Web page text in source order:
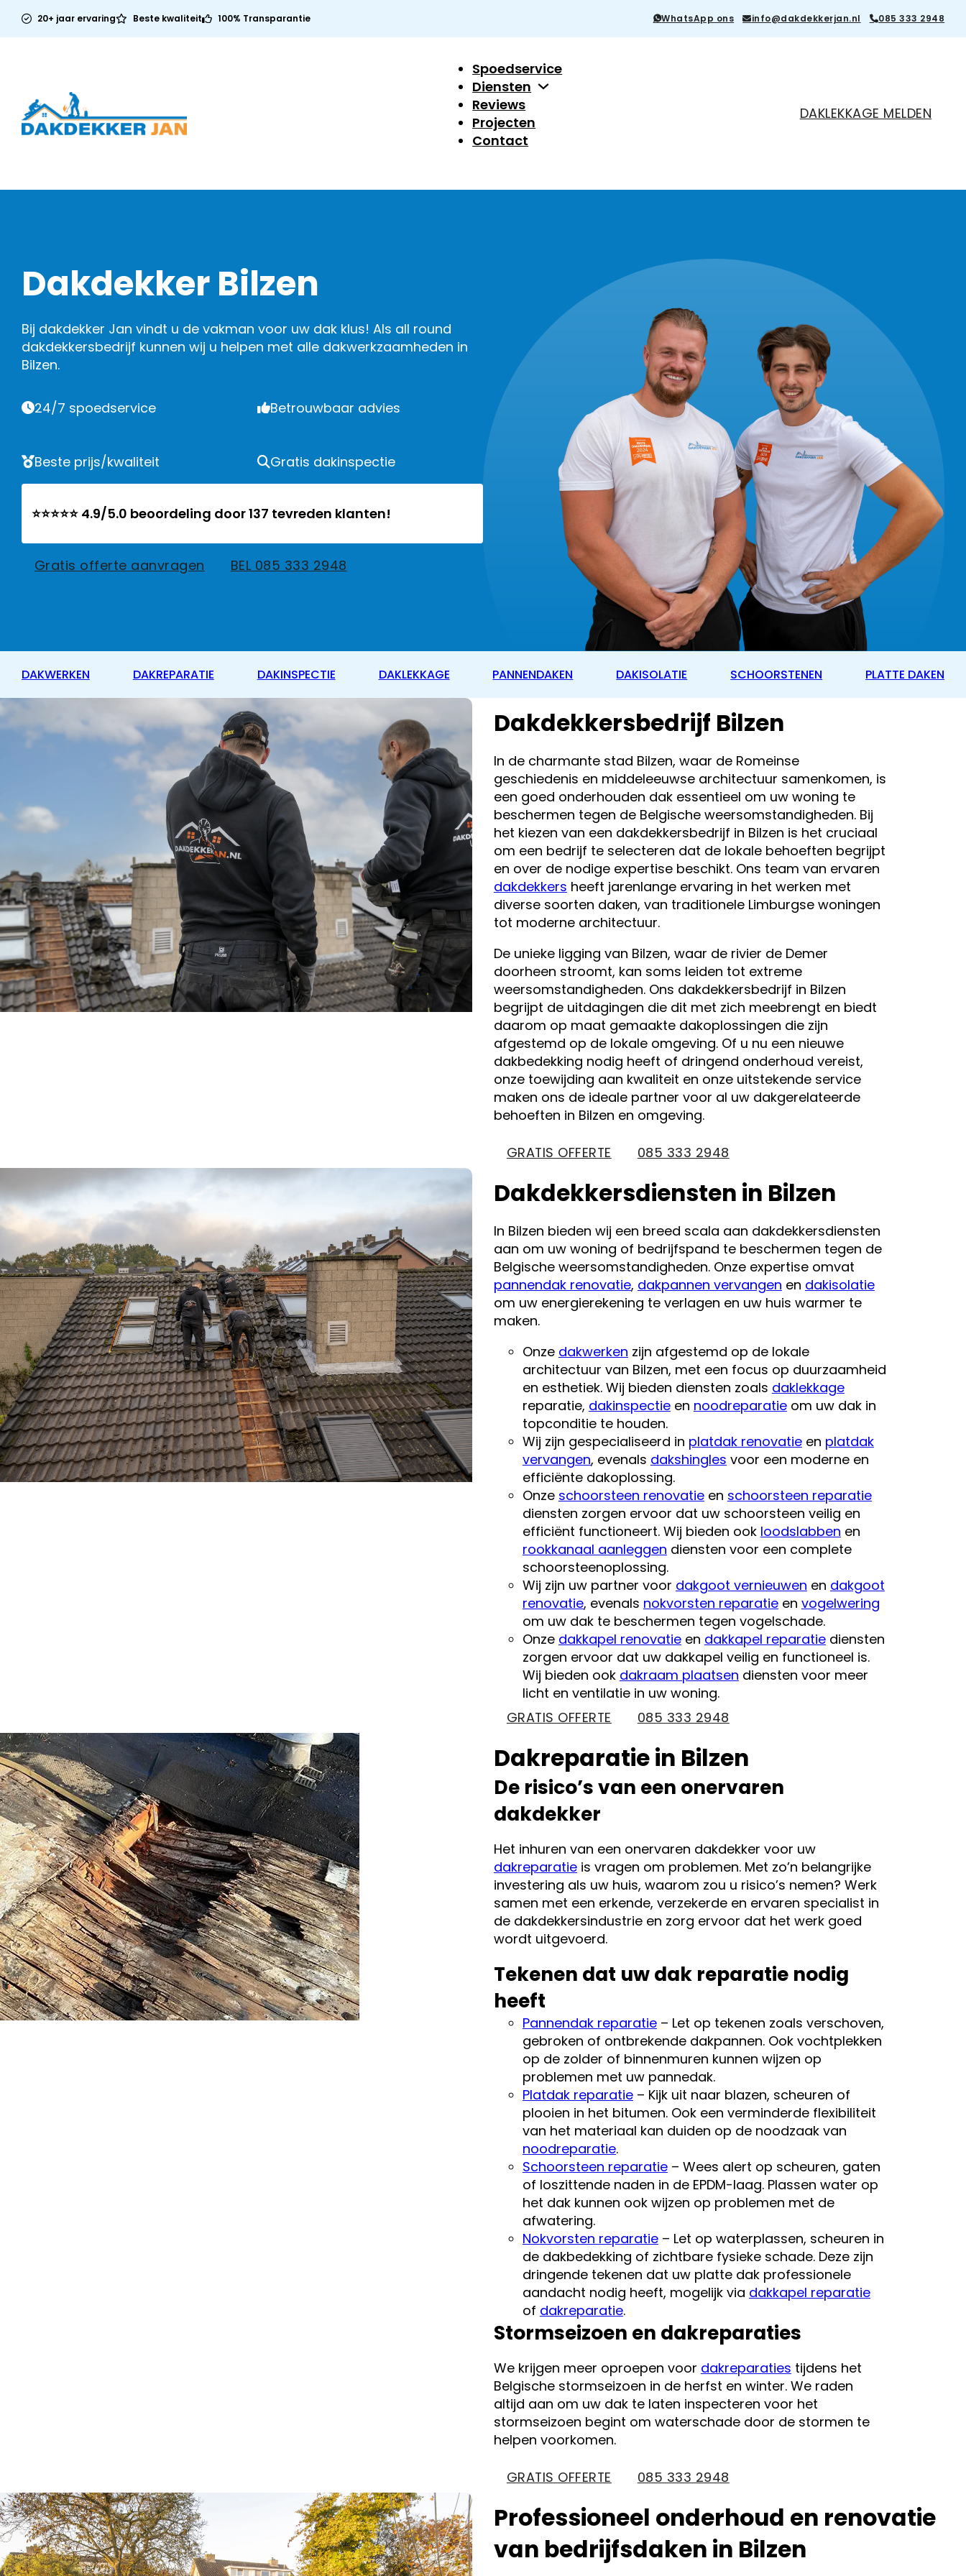
20+ jaar ervaring Beste kwaliteit 100% Transparantie WhatsApp ons info@dakdekkerjan.nl 085 333 2948
Spoedservice
Diensten
Reviews
Projecten
Contact
DAKLEKKAGE MELDEN
Dakdekker Bilzen
Bij dakdekker Jan vindt u de vakman voor uw dak klus! Als all round
dakdekkersbedrijf kunnen wij u helpen met alle dakwerkzaamheden in
Bilzen.
24/7 spoedservice Betrouwbaar advies
Beste prijs/kwaliteit Gratis dakinspectie
⭐⭐⭐⭐⭐ 4.9/5.0 beoordeling door 137 tevreden klanten!
Gratis offerte aanvragen BEL 085 333 2948
DAKWERKEN DAKREPARATIE DAKINSPECTIE DAKLEKKAGE PANNENDAKEN DAKISOLATIE SCHOORSTENEN PLATTE DAKEN
Dakdekkersbedrijf Bilzen
In de charmante stad Bilzen, waar de Romeinse
geschiedenis en middeleeuwse architectuur samenkomen, is
een goed onderhouden dak essentieel om uw woning te
beschermen tegen de Belgische weersomstandigheden. Bij
het kiezen van een dakdekkersbedrijf in Bilzen is het cruciaal
om een bedrijf te selecteren dat de lokale behoeften begrijpt
en over de nodige expertise beschikt. Ons team van ervaren
dakdekkers heeft jarenlange ervaring in het werken met
diverse soorten daken, van traditionele Limburgse woningen
tot moderne architectuur.
De unieke ligging van Bilzen, waar de rivier de Demer
doorheen stroomt, kan soms leiden tot extreme
weersomstandigheden. Ons dakdekkersbedrijf in Bilzen
begrijpt de uitdagingen die dit met zich meebrengt en biedt
daarom op maat gemaakte dakoplossingen die zijn
afgestemd op de lokale omgeving. Of u nu een nieuwe
dakbedekking nodig heeft of dringend onderhoud vereist,
onze toewijding aan kwaliteit en onze uitstekende service
maken ons de ideale partner voor al uw dakgerelateerde
behoeften in Bilzen en omgeving.
GRATIS OFFERTE 085 333 2948
Dakdekkersdiensten in Bilzen
In Bilzen bieden wij een breed scala aan dakdekkersdiensten
aan om uw woning of bedrijfspand te beschermen tegen de
Belgische weersomstandigheden. Onze expertise omvat
pannendak renovatie, dakpannen vervangen en dakisolatie
om uw energierekening te verlagen en uw huis warmer te
maken.
Onze dakwerken zijn afgestemd op de lokale
architectuur van Bilzen, met een focus op duurzaamheid
en esthetiek. Wij bieden diensten zoals daklekkage
reparatie, dakinspectieen noodreparatieom uw dak in
topconditie te houden.
Wij zijn gespecialiseerd in platdak renovatieen platdak
vervangen, evenals dakshingles voor een moderne en
efficiënte dakoplossing.
Onze schoorsteen renovatieen schoorsteen reparatie
diensten zorgen ervoor dat uw schoorsteen veilig en
efficiënt functioneert. Wij bieden ook loodslabben en
rookkanaal aanleggen diensten voor een complete
schoorsteenoplossing.
Wij zijn uw partner voor dakgoot vernieuwen en dakgoot
renovatie, evenals nokvorsten reparatieen vogelwering
om uw dak te beschermen tegen vogelschade.
Onze dakkapel renovatieen dakkapel reparatiediensten
zorgen ervoor dat uw dakkapel veilig en functioneel is.
Wij bieden ook dakraam plaatsen diensten voor meer
licht en ventilatie in uw woning.
GRATIS OFFERTE
085 333 2948
Dakreparatie in Bilzen
De risico’s van een onervaren
dakdekker
Het inhuren van een onervaren dakdekker voor uw
dakreparatieis vragen om problemen. Met zo’n belangrijke
investering als uw huis, waarom zou u risico’s nemen? Werk
samen met een erkende, verzekerde en ervaren specialist in
de dakdekkersindustrie en zorg ervoor dat het werk goed
wordt uitgevoerd.
Tekenen dat uw dak reparatie nodig
heeft
Pannendak reparatie– Let op tekenen zoals verschoven,
gebroken of ontbrekende dakpannen. Ook vochtplekken
op de zolder of binnenmuren kunnen wijzen op
problemen met uw pannedak.
Platdak reparatie– Kijk uit naar blazen, scheuren of
plooien in het bitumen. Ook een verminderde flexibiliteit
van het materiaal kan duiden op de noodzaak van
noodreparatie.
Schoorsteen reparatie– Wees alert op scheuren, gaten
of loszittende naden in de EPDM-laag. Plassen water op
het dak kunnen ook wijzen op problemen met de
afwatering.
Nokvorsten reparatie– Let op waterplassen, scheuren in
de dakbedekking of zichtbare fysieke schade. Deze zijn
dringende tekenen dat uw platte dak professionele
aandacht nodig heeft, mogelijk via dakkapel reparatie
of dakreparatie.
Stormseizoen en dakreparaties
We krijgen meer oproepen voor dakreparaties tijdens het
Belgische stormseizoen in de herfst en winter. We raden
altijd aan om uw dak te laten inspecteren voor het
stormseizoen begint om waterschade door de stormen te
helpen voorkomen.
GRATIS OFFERTE 085 333 2948
Professioneel onderhoud en renovatie
van bedrijfsdaken in Bilzen